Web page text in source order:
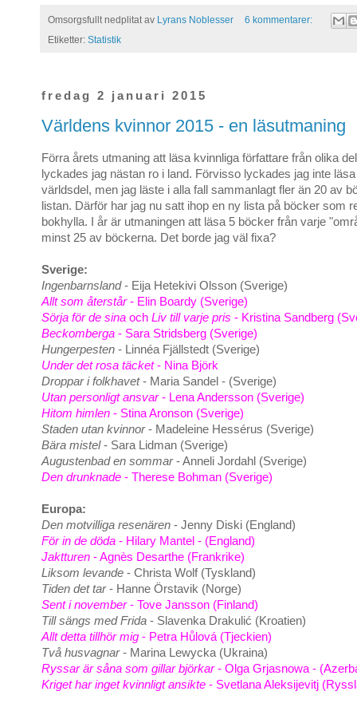
Omsorgsfullt nedplitat av Lyrans Noblesser
6 kommentarer:
Etiketter: Statistik
fredag 2 januari 2015
Världens kvinnor 2015 - en läsutmaning
Förra årets utmaning att läsa kvinnliga författare från olika
lyckades jag nästan ro i land. Förvisso lyckades jag inte
världsdel, men jag läste i alla fall sammanlagt fler än 20 av
listan. Därför har jag nu satt ihop en ny lista på böcker som
bokhylla. I år är utmaningen att läsa 5 böcker från varje
minst 25 av böckerna. Det borde jag väl fixa?
Sverige:
Ingenbarnsland- Eija Hetekivi Olsson (Sverige)
Allt som återstår- Elin Boardy (Sverige)
Sörja för de sina och Liv till varje pris - Kristina Sandberg
Beckomberga - Sara Stridsberg (Sverige)
Hungerpesten - Linnéa Fjällstedt (Sverige)
Under det rosa täcket- Nina Björk
Droppar i folkhavet- Maria Sandel - (Sverige)
Utan personligt ansvar- Lena Andersson (Sverige)
Hitom himlen - Stina Aronson (Sverige)
Staden utan kvinnor- Madeleine Hessérus (Sverige)
Bära mistel- Sara Lidman (Sverige)
Augustenbad en sommar- Anneli Jordahl (Sverige)
Den drunknade - Therese Bohman (Sverige)
Europa:
Den motvilliga resenären - Jenny Diski (England)
För in de döda - Hilary Mantel - (England)
Jaktturen - Agnès Desarthe (Frankrike)
Liksom levande - Christa Wolf (Tyskland)
Tiden det tar- Hanne Örstavik (Norge)
Sent i november- Tove Jansson (Finland)
Till sängs med Frida - Slavenka Drakulić (Kroatien)
Allt detta tillhör mig - Petra Hůlová (Tjeckien)
Två husvagnar- Marina Lewycka (Ukraina)
Ryssar är såna som gillar björkar- Olga Grjasnowa -
Kriget har inget kvinnligt ansikte - Svetlana Aleksijevitj